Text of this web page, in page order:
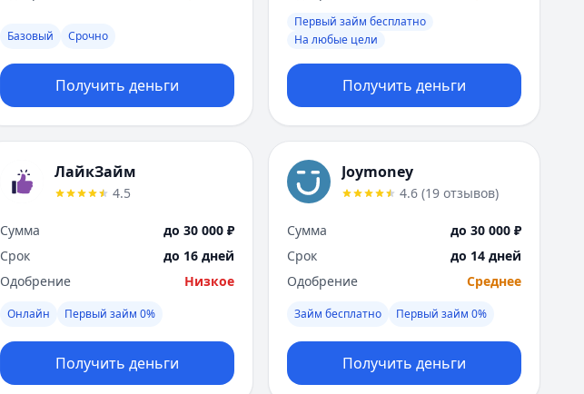
Базовый Срочно
Получить деньги
Первый займ бесплатно
На любые цели
Получить деньги
ЛайкЗайм
4.5
Сумма
до 30 000 ₽
Срок
до 16 дней
Одобрение
Низкое
Онлайн Первый займ 0%
Получить деньги
Joymoney
4.6 (19 отзывов)
Сумма
до 30 000 ₽
Срок
до 14 дней
Одобрение
Среднее
Займ бесплатно Первый займ 0%
Получить деньги